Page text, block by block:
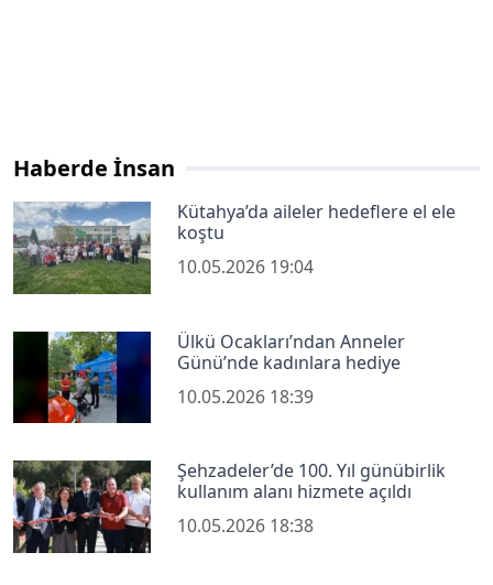
Haberde İnsan
Kütahya’da aileler hedeflere el ele
koştu
10.05.2026 19:04
Ülkü Ocakları’ndan Anneler
Günü’nde kadınlara hediye
10.05.2026 18:39
Şehzadeler’de 100. Yıl günübirlik
kullanım alanı hizmete açıldı
10.05.2026 18:38